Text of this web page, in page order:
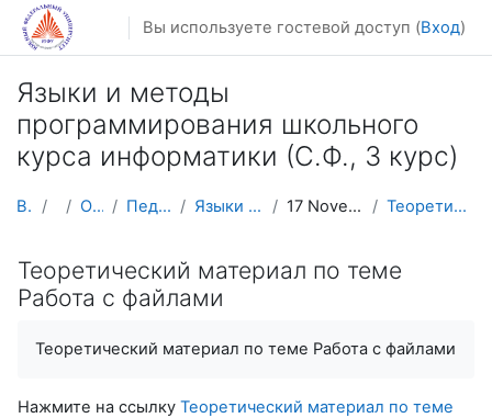
Перейти к основному содержанию
Вы используете гостевой доступ (Вход)
Языки и методы
программирования школьного
курса информатики (С.Ф., 3 курс)
В начало Курсы Осенний семестр Педагогическое образование Языки и методы 3к Pascal (продолжение) 17 November - 23 November: Работа с файлами Теоретический материал по теме Работа с файлами
Теоретический материал по теме
Работа с файлами
Теоретический материал по теме Работа с файлами
Нажмите на ссылку Теоретический материал по теме